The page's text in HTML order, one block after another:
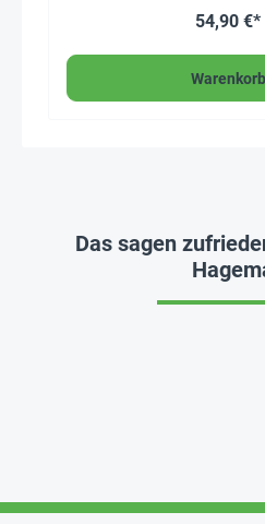
54,90 €*
Warenkorb
Das sagen